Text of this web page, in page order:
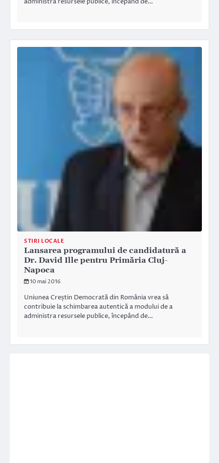
STIRI LOCALE
Lansarea programului de candidatură a
Dr. David Ille pentru Primăria Cluj-
Napoca
10 mai 2016
Uniunea Creștin Democrată din România vrea să
contribuie la schimbarea autentică a modului de a
administra resursele publice, începând de…